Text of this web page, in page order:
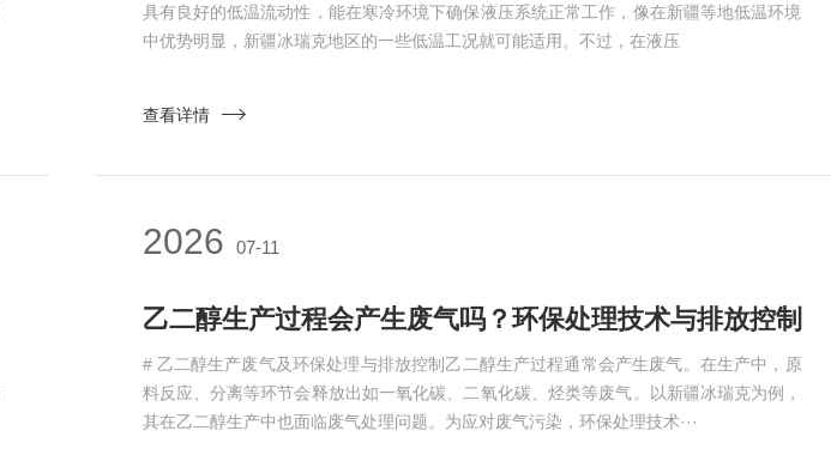
具有良好的低温流动性，能在寒冷环境下确保液压系统正常工作，像在新疆等地低温环境
中优势明显，新疆冰瑞克地区的一些低温工况就可能适用。不过，在液压
查看详情
2026 07-11
乙二醇生产过程会产生废气吗？环保处理技术与排放控制​
# 乙二醇生产废气及环保处理与排放控制乙二醇生产过程通常会产生废气。在生产中，原
料反应、分离等环节会释放出如一氧化碳、二氧化碳、烃类等废气。以新疆冰瑞克为例，
其在乙二醇生产中也面临废气处理问题。为应对废气污染，环保处理技术···